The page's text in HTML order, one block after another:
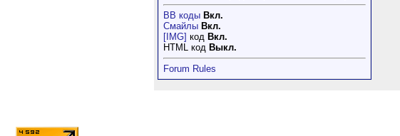
BB коды Вкл.
Смайлы Вкл.
[IMG] код Вкл.
HTML код Выкл.
Forum Rules